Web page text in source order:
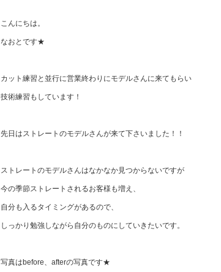
こんにちは。
なおとです★
カット練習と並行に営業終わりにモデルさんに来てもらい
技術練習もしています！
先日はストレートのモデルさんが来て下さいました！！
ストレートのモデルさんはなかなか見つからないですが
今の季節ストレートされるお客様も増え、
自分も入るタイミングがあるので、
しっかり勉強しながら自分のものにしていきたいです。
写真はbefore、afterの写真です★